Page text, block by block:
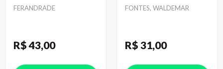
Autor
FERANDRADE
R$ 43,00
Autor
FONTES, WALDEMAR
R$ 31,00